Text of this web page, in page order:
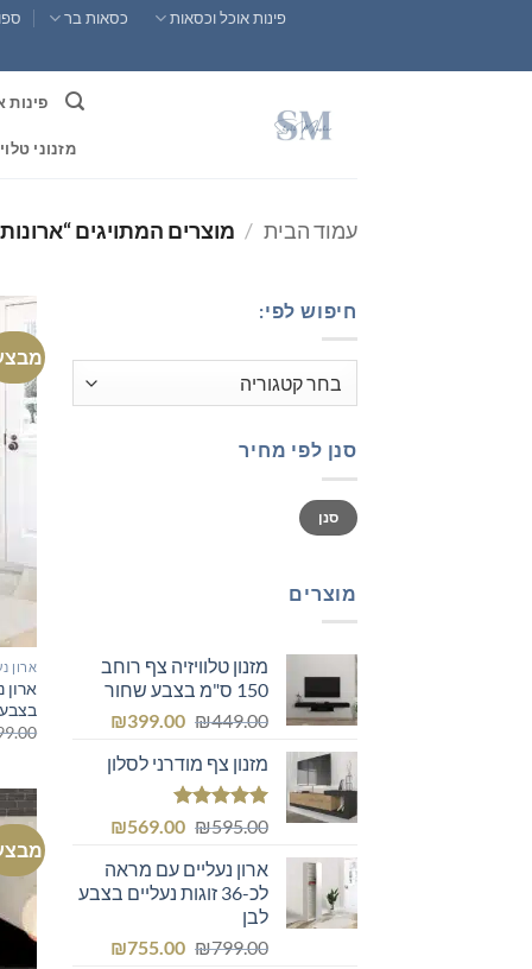
content
פינות אוכל וכסאות כסאות בר
פינות
מזנוני
עמוד הבית / מוצרים המתויגים
חיפוש לפי:
סנן לפי מחיר
מחיר
מינימלי
מחיר
מקסימלי
סנן
מוצרים
מזנון טלוויזיה צף רוחב
150 ס"מ בצבע שחור
₪449.00
המחיר
היה:
₪449.00.
₪399.00
המחיר
הוא:מזנון צף מודרני לסלון
דורג5.00
₪595.00
המחיר
היה:
₪595.00.
₪569.00
המחיר
הוא:
₪569.00.
ארון נעליים עם מראה
לכ-36 זוגות נעליים בצבע
לבן
₪799.00
המחיר ₪755.00
המחיר
ארון